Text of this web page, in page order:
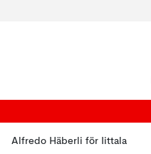
Alfredo Häberli för Iittala